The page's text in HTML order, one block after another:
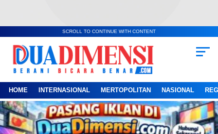
SCROLL TO CONTINUE WITH CONTENT
HOME INTERNASIONAL MERTOPOLITAN NASIONAL